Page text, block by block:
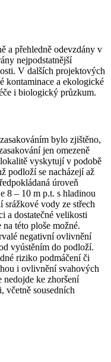
a přehledně odevzdány v
nejpodstatnější
V dalších projektových
kontaminace a ekologické
i biologický průzkum.
bylo zjištěno,
jen omezeně
vyskytují v podobě
podloží se nacházejí až
úroveň
8 – 10 m p.t. s hladinou
vody ze střech
a dostatečné velikosti
této ploše možné.
negativní ovlivnění
vyústěním do podloží.
riziko podmáčení či
i ovlivnění svahových
ke zhoršení
včetně sousedních